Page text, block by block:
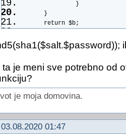
}
}
return $b;
ta je meni sve potrebno od
je moja domovina.
03.08.2020 01:47